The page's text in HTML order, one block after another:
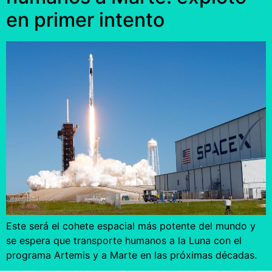
en primer intento
Este será el cohete espacial más potente del mundo y
se espera que transporte humanos a la Luna con el
programa Artemis y a Marte en las próximas décadas.